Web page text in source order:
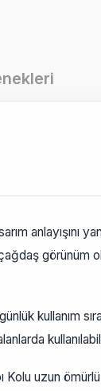
anlayışını
kullanım
uzun